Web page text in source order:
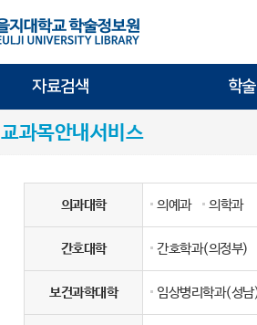
자료검색 학
교과목안내서비스
의과대학 의예과 의학과
간호대학 간호학과(의정부)
보건과학대학 임상병리학과(성